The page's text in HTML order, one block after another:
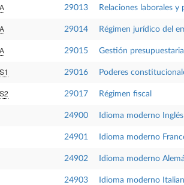
A 29013 Relaciones laborales y
A 29014 Régimen jurídico del
A 29015 Gestión
S1 29016 Poderes
S2 29017 Régimen fiscal
24900 Idioma moderno
24901 Idioma moderno
24902 Idioma moderno
24903 Idioma moderno